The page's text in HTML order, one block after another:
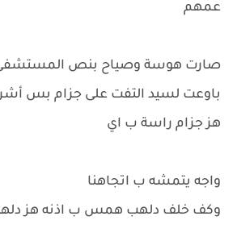
عمهم
صارت هوسة وصياح بنص
باوعت لسيد التفت على جزام بس أشر
هز جزام راسة ب اي
واجه يتمشه ب اتجاهنا
وكف خلف دلهب همس ب اذنه هز